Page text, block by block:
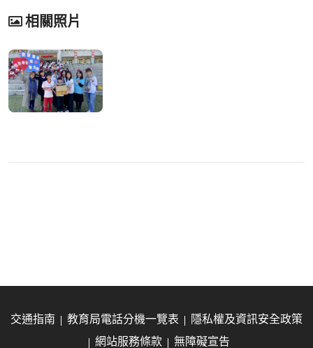
相關照片
交通指南 教育局電話分機一覽表
隱私權及資訊安全政策
網站服務條款
無障礙宣告